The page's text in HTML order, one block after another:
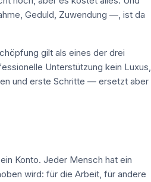
Geduld, Zuwendung —, ist da
gilt als eines der drei
Unterstützung kein Luxus,
und erste Schritte — ersetzt aber
Konto. Jeder Mensch hat ein
wird: für die Arbeit, für andere